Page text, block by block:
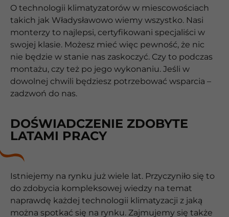
O technologii klimatyzatorów w miescowościach
takich jak Władysławowo wiemy wszystko. Nasi
monterzy to najlepsi, certyfikowani specjaliści w
swojej klasie. Możesz mieć więc pewność, że nic
nie będzie w stanie nas zaskoczyć. Czy to podczas
montażu, czy też po jego wykonaniu. Jeśli w
dowolnej chwili będziesz potrzebować wsparcia –
zadzwoń do nas.
DOŚWIADCZENIE ZDOBYTE
LATAMI PRACY
Istniejemy na rynku już wiele lat. Przyczyniło się to
do zdobycia kompleksowej wiedzy na temat
naprawdę każdej technologii klimatyzacji z jaką
można spotkać się na rynku. Zajmujemy się także